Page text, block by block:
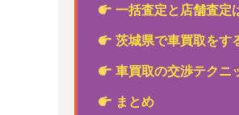
一括査定と店舗査定
茨城県で車買取をす
車買取の交渉テクニ
まとめ